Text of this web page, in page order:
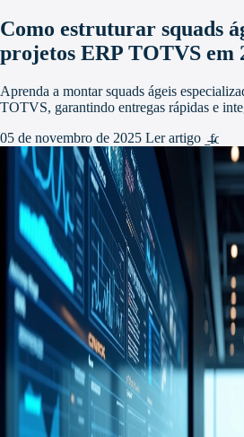
Como estruturar squads
projetos ERP TOTVS em
Aprenda a montar squads ágeis
TOTVS, garantindo entregas rápidas e
05 de novembro de 2025 Ler artigo